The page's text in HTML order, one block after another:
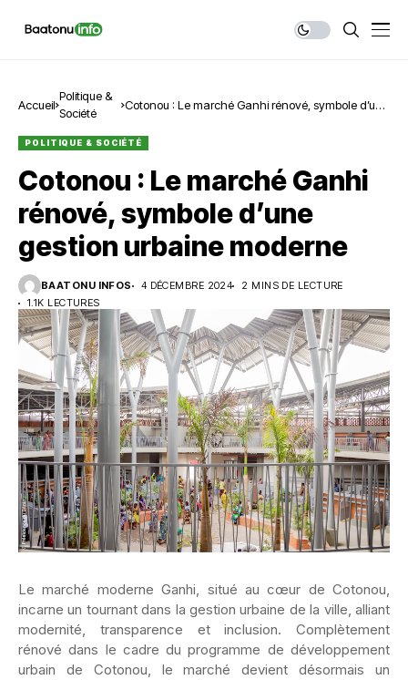
Accueil
Politique &
Société
Cotonou : Le marché Ganhi rénové, symbole d’une
POLITIQUE & SOCIÉTÉ
Cotonou : Le marché Ganhi
rénové, symbole d’une
gestion urbaine moderne
BAATONU INFOS 4 DÉCEMBRE 2024
2 MINS DE LECTURE
1.1K LECTURES
Le marché moderne Ganhi, situé au cœur de Cotonou,
incarne un tournant dans la gestion urbaine de la ville, alliant
modernité, transparence et inclusion. Complètement
rénové dans le cadre du programme de développement
urbain de Cotonou, le marché devient désormais un